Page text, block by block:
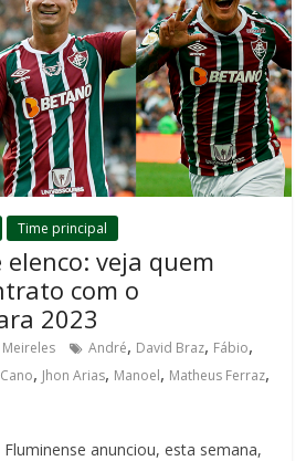
Time principal
veja quem
com o
2023
Meireles André, David Braz, Fábio,
, Jhon Arias, Manoel, Matheus Ferraz,
anunciou, esta semana,